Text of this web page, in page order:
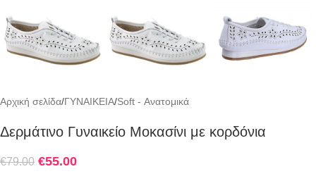
Αρχική σελίδα/ΓΥΝΑΙΚΕΙΑ/Soft - Ανατομικά
Δερμάτινο Γυναικείο Μοκασίνι με κορδόνια
€79.00 €55.00